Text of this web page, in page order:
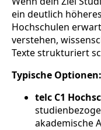
ein deutlich
Hochschulen
verstehen,
Texte strukturiert
Typische Optionen:
telc C1
akademische